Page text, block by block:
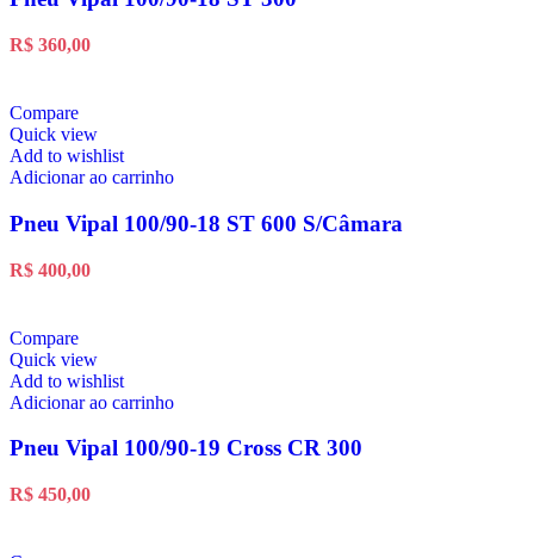
R$ 360,00
Compare
Quick view
Add to wishlist
Adicionar ao carrinho
Pneu Vipal 100/90-18 ST 600 S/Câmara
R$ 400,00
Compare
Quick view
Add to wishlist
Adicionar ao carrinho
Pneu Vipal 100/90-19 Cross CR 300
R$ 450,00